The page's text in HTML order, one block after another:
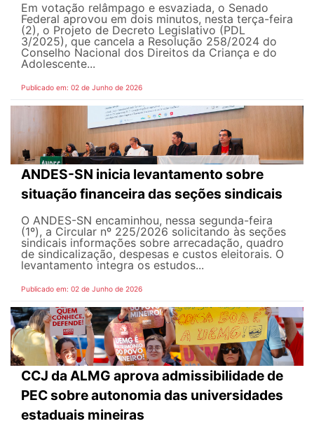
Em votação relâmpago e esvaziada, o Senado
Federal aprovou em dois minutos, nesta terça-feira
(2), o Projeto de Decreto Legislativo (PDL
3/2025), que cancela a Resolução 258/2024 do
Conselho Nacional dos Direitos da Criança e do
Adolescente...
Publicado em: 02 de Junho de 2026
ANDES-SN inicia levantamento sobre
situação financeira das seções sindicais
O ANDES-SN encaminhou, nessa segunda-feira
(1º), a Circular nº 225/2026 solicitando às seções
sindicais informações sobre arrecadação, quadro
de sindicalização, despesas e custos eleitorais. O
levantamento integra os estudos...
Publicado em: 02 de Junho de 2026
CCJ da ALMG aprova admissibilidade de
PEC sobre autonomia das universidades
estaduais mineiras